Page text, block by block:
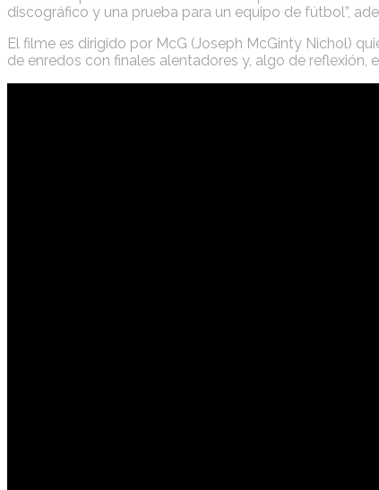
discográfico y una prueba para un equipo de fútbol”,
El filme es dirigido por McG (Joseph McGinty Nichol)
de enredos con finales alentadores y, algo de reflexión,